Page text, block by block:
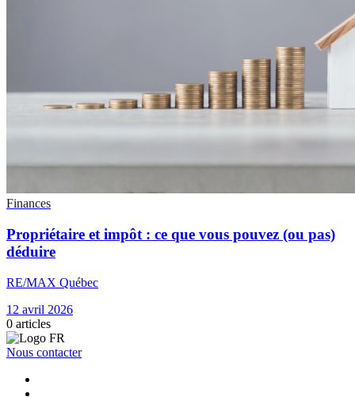
Finances
Propriétaire et impôt : ce que vous pouvez (ou pas)
déduire
RE/MAX Québec
12 avril 2026
0 articles
Nous contacter